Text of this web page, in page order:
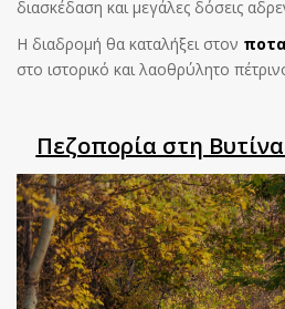
διασκέδαση και μεγάλες δόσεις
Η διαδρομή θα καταλήξει στον
στο ιστορικό και λαοθρύλητο
Πεζοπορία στη